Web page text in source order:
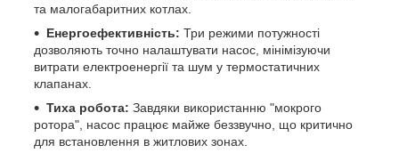
та малогабаритних котлах.
Енергоефективність: Три режими потужності
дозволяють точно налаштувати насос, мінімізуючи
витрати електроенергії та шум у термостатичних
клапанах.
Тиха робота: Завдяки використанню "мокрого
ротора", насос працює майже беззвучно, що критично
для встановлення в житлових зонах.